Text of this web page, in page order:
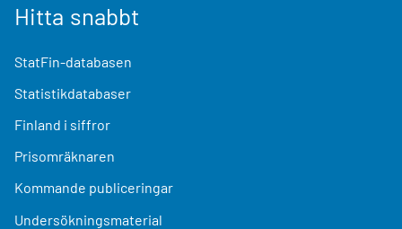
Hitta snabbt
StatFin-databasen
Statistikdatabaser
Finland i siffror
Prisomräknaren
Kommande publiceringar
Undersökningsmaterial